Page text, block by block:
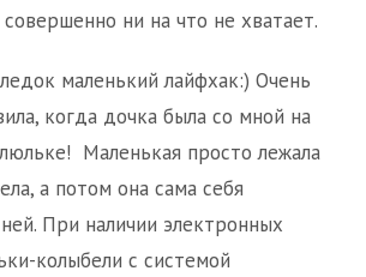
ни на что не хватает.
маленький лайфхак:) Очень
когда дочка была со мной на
Маленькая просто лежала
а потом она сама себя
При наличии электронных
колыбели с системой